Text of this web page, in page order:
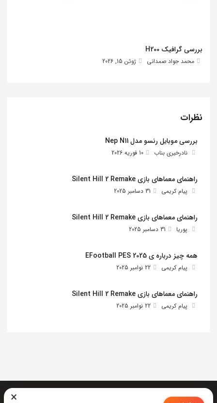
بررسی گرافیک H200
محمد جواد صمدانی ژوئن 15, 2026
نظرات
بررسی موبایل رنسو مدل Nep N11
نادرخیری بناب 10 فوریه 2026
راهنمای معماهای بازی Silent Hill 2 Remake
پیام کریمی 31 دسامبر 2025
راهنمای معماهای بازی Silent Hill 2 Remake
پوریا 31 دسامبر 2025
همه چیز درباره ی EFootball PES 2025
پیام کریمی 22 نوامبر 2025
راهنمای معماهای بازی Silent Hill 2 Remake
پیام کریمی 22 نوامبر 2025
×